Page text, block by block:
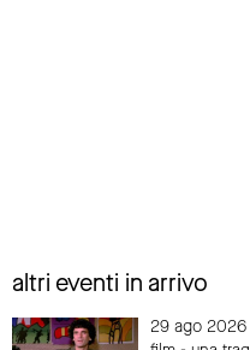
altri eventi in arrivo
29 ago